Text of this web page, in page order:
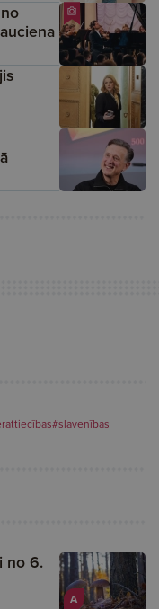
#slavenības
A
no 6.